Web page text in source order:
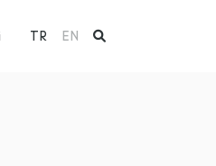
TR EN